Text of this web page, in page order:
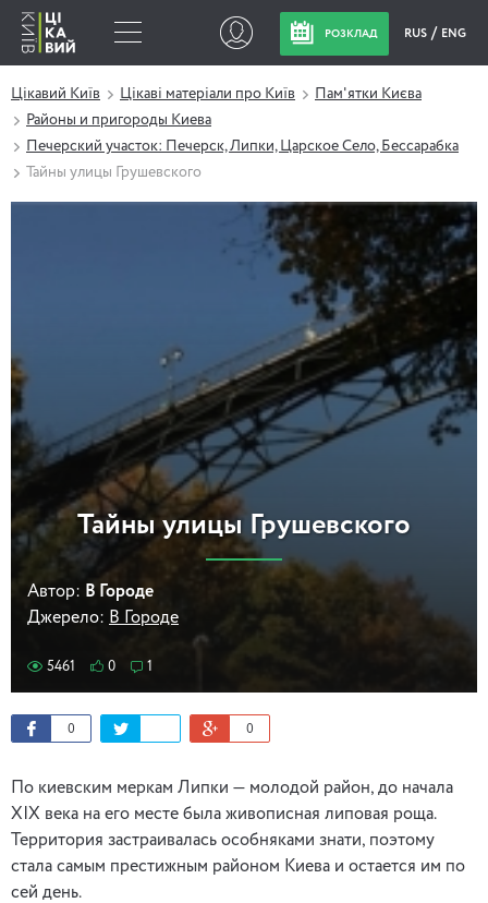
РОЗКЛАД RUS ENG
Цікавий Київ Цікаві матеріали про Київ
Пам'ятки Києва
Районы и пригороды Киева
Печерский участок: Печерск, Липки, Царское Село, Бессарабка
Тайны улицы Грушевского
Тайны улицы Грушевского
Автор: В Городе
Джерело: В Городе
5461 0 1
0 0
По киевским меркам Липки — молодой район, до начала
XIX века на его месте была живописная липовая роща.
Территория застраивалась особняками знати, поэтому
стала самым престижным районом Киева и остается им по
сей день.